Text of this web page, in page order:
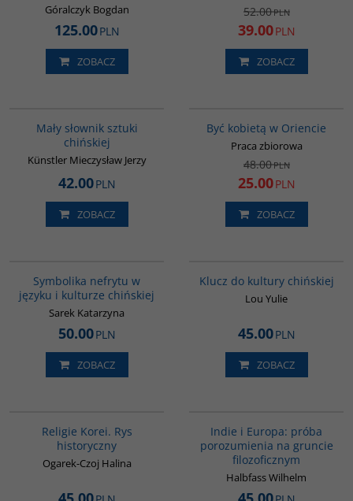
Góralczyk Bogdan
125.00PLN
ZOBACZ
52.00PLN
39.00PLN
ZOBACZ
Mały słownik sztuki
chińskiej
Künstler Mieczysław Jerzy
42.00PLN
ZOBACZ
Być kobietą w Oriencie
Praca zbiorowa
48.00PLN
25.00PLN
ZOBACZ
Symbolika nefrytu w
języku i kulturze chińskiej
Sarek Katarzyna
50.00PLN
ZOBACZ
Klucz do kultury chińskiej
Lou Yulie
45.00PLN
ZOBACZ
Religie Korei. Rys
historyczny
Ogarek-Czoj Halina
Indie i Europa: próba
porozumienia na gruncie
filozoficznym
Halbfass Wilhelm